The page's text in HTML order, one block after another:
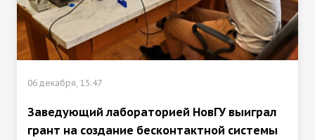
06 декабря, 15:47
Заведующий лабораторией НовГУ выиграл
грант на создание бесконтактной системы